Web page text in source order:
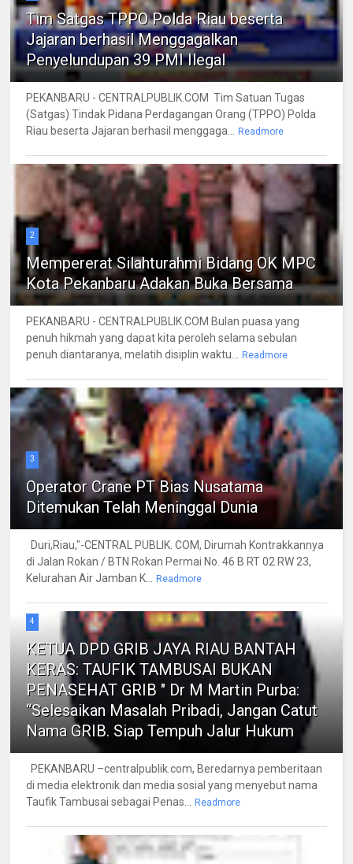
Tim Satgas TPPO Polda Riau beserta
Jajaran berhasil Menggagalkan
Penyelundupan 39 PMI Ilegal
PEKANBARU - CENTRALPUBLIK.COM Tim Satuan Tugas
(Satgas) Tindak Pidana Perdagangan Orang (TPPO) Polda
Riau beserta Jajaran berhasil menggaga...
Readmore
2
Mempererat Silahturahmi Bidang OK MPC
Kota Pekanbaru Adakan Buka Bersama
PEKANBARU - CENTRALPUBLIK.COM Bulan puasa yang
penuh hikmah yang dapat kita peroleh selama sebulan
penuh diantaranya, melatih disiplin waktu...
Readmore
3
Operator Crane PT Bias Nusatama
Ditemukan Telah Meninggal Dunia
Duri,Riau,"-CENTRAL PUBLIK. COM, Dirumah Kontrakkannya
di Jalan Rokan / BTN Rokan Permai No. 46 B RT 02 RW 23,
Kelurahan Air Jamban K...
Readmore
4
KETUA DPD GRIB JAYA RIAU BANTAH
KERAS: TAUFIK TAMBUSAI BUKAN
PENASEHAT GRIB " Dr M Martin Purba:
“Selesaikan Masalah Pribadi, Jangan Catut
Nama GRIB. Siap Tempuh Jalur Hukum
PEKANBARU –centralpublik.com, Beredarnya pemberitaan
di media elektronik dan media sosial yang menyebut nama
Taufik Tambusai sebagai Penas...
Readmore